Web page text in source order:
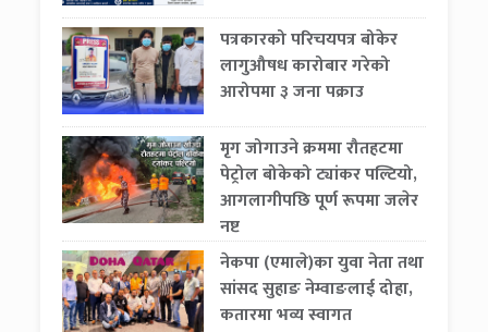
पत्रकारको परिचयपत्र बोकेर
लागुऔषध कारोबार गरेको
आरोपमा ३ जना पक्राउ
मृग जोगाउने क्रममा रौतहटमा
पेट्रोल बोकेको ट्यांकर पल्टियो,
आगलागीपछि पूर्ण रूपमा जलेर
नष्ट
नेकपा (एमाले)का युवा नेता तथा
सांसद सुहाङ नेम्वाङलाई दोहा,
कतारमा भव्य स्वागत